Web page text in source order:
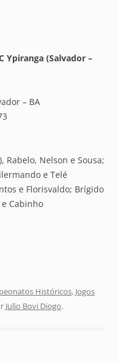
Ypiranga (Salvador –
– BA
Rabelo, Nelson e Sousa;
e Telé
e Florisvaldo; Brígido
Cabinho
Históricos, Jogos
Julio Bovi Diogo.